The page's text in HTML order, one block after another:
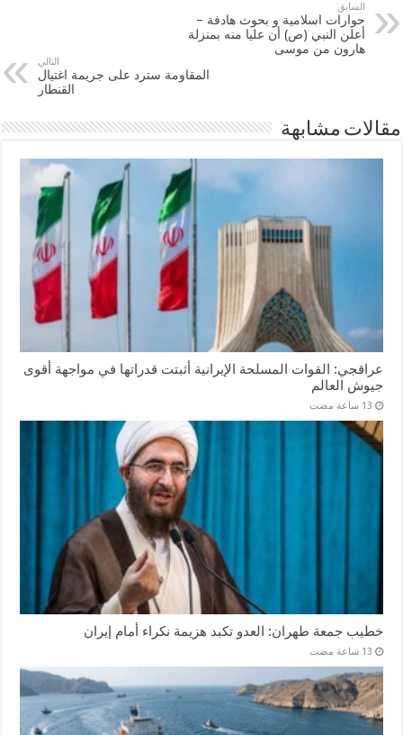
السابق
حوارات اسلامية و بحوث هادفة –
أعلن النبي (ص) أن عليا منه بمنزلة
هارون من موسى
التالي
المقاومة سترد على جريمة اغتيال
القنطار
مقالات مشابهة
عراقجي: القوات المسلحة الإيرانية أثبتت قدراتها في مواجهة أقوى
جيوش العالم
خطيب جمعة طهران: العدو تكبد هزيمة نكراء أمام إيران